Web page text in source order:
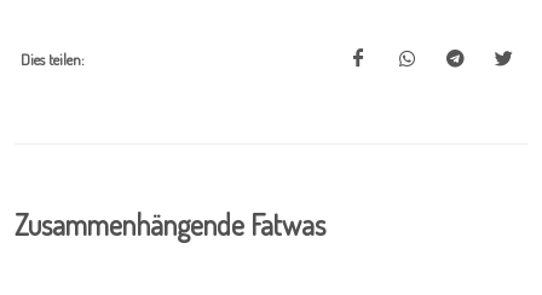
Dies teilen:
Zusammenhängende Fatwas